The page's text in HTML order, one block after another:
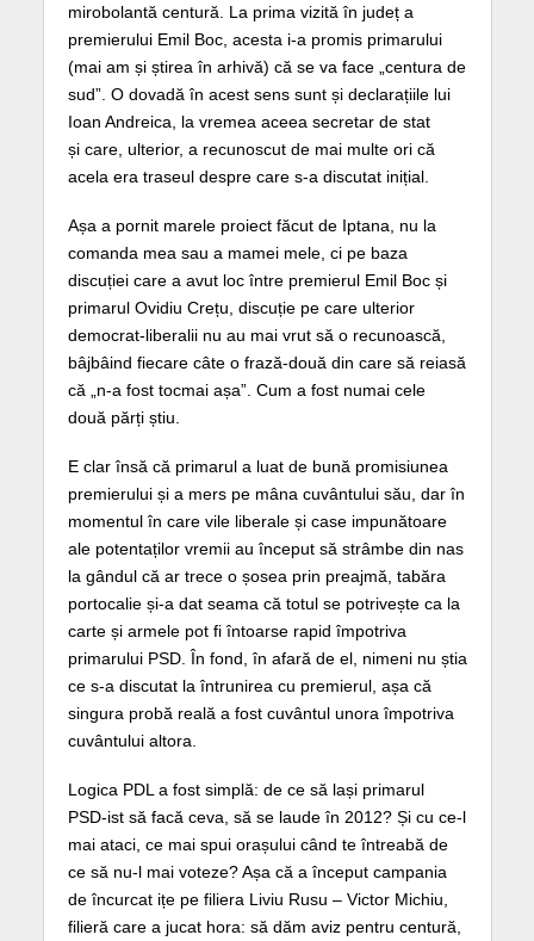
mirobolantă centură. La prima vizită în județ a
premierului Emil Boc, acesta i-a promis primarului
(mai am și știrea în arhivă) că se va face „centura de
sud”. O dovadă în acest sens sunt și declarațiile lui
Ioan Andreica, la vremea aceea secretar de stat
și care, ulterior, a recunoscut de mai multe ori că
acela era traseul despre care s-a discutat inițial.
Așa a pornit marele proiect făcut de Iptana, nu la
comanda mea sau a mamei mele, ci pe baza
discuției care a avut loc între premierul Emil Boc și
primarul Ovidiu Crețu, discuție pe care ulterior
democrat-liberalii nu au mai vrut să o recunoască,
bâjbâind fiecare câte o frază-două din care să reiasă
că „n-a fost tocmai așa”. Cum a fost numai cele
două părți știu.
E clar însă că primarul a luat de bună promisiunea
premierului și a mers pe mâna cuvântului său, dar în
momentul în care vile liberale și case impunătoare
ale potentaților vremii au început să strâmbe din nas
la gândul că ar trece o șosea prin preajmă, tabăra
portocalie și-a dat seama că totul se potrivește ca la
carte și armele pot fi întoarse rapid împotriva
primarului PSD. În fond, în afară de el, nimeni nu știa
ce s-a discutat la întrunirea cu premierul, așa că
singura probă reală a fost cuvântul unora împotriva
cuvântului altora.
Logica PDL a fost simplă: de ce să lași primarul
PSD-ist să facă ceva, să se laude în 2012? Și cu ce-l
mai ataci, ce mai spui orașului când te întreabă de
ce să nu-l mai voteze? Așa că a început campania
de încurcat ițe pe filiera Liviu Rusu – Victor Michiu,
filieră care a jucat hora: să dăm aviz pentru centură,